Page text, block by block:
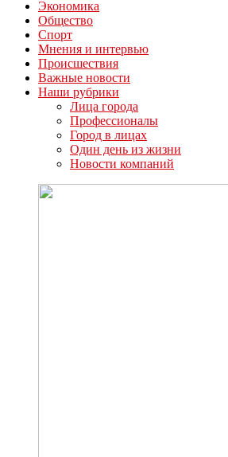
Экономика
Общество
Спорт
Мнения и интервью
Происшествия
Важные новости
Наши рубрики
Лица города
Профессионалы
Город в лицах
Один день из жизни
Новости компаний